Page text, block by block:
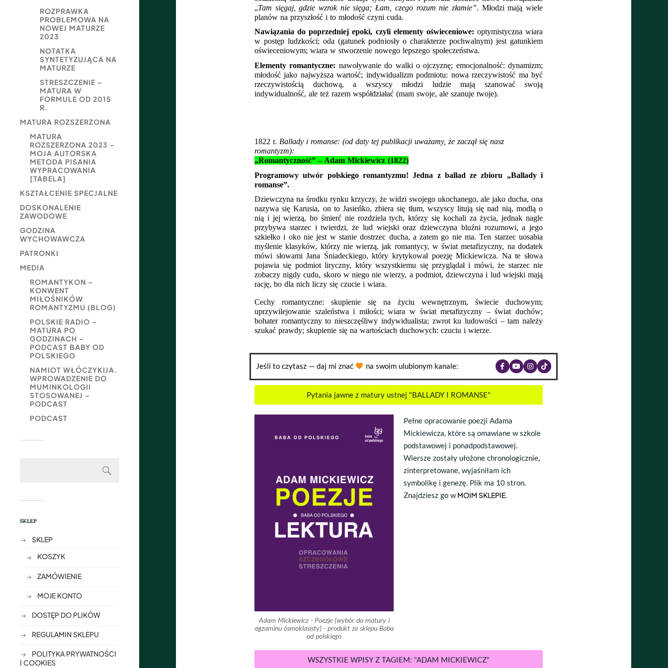
ROZPRAWKA
PROBLEMOWA NA
NOWEJ MATURZE
2023
NOTATKA
SYNTETYZUJĄCA NA
MATURZE
STRESZCZENIE –
MATURA W
FORMULE OD 2015
R.
MATURA ROZSZERZONA
MATURA
ROZSZERZONA 2023 –
MOJA AUTORSKA
METODA PISANIA
WYPRACOWANIA
[TABELA]
KSZTAŁCENIE SPECJALNE
DOSKONALENIE
ZAWODOWE
GODZINA
WYCHOWAWCZA
PATRONKI
MEDIA
ROMANTYKON –
KONWENT
MIŁOŚNIKÓW
ROMANTYZMU (BLOG)
POLSKIE RADIO –
MATURA PO
GODZINACH –
PODCAST BABY OD
POLSKIEGO
NAMIOT WŁÓCZYKIJA.
WPROWADZENIE DO
MUMINKOLOGII
STOSOWANEJ –
PODCAST
PODCAST
SKLEP
SKLEP
KOSZYK
ZAMÓWIENIE
MOJE KONTO
DOSTĘP DO PLIKÓW
REGULAMIN SKLEPU
POLITYKA PRYWATNOŚCI
I COOKIES
„Tam sięgaj, gdzie wzrok nie sięga; Łam, czego rozum nie złamie”. Młodzi mają wiele
planów na przyszłość i to młodość czyni cuda.
Nawiązania do poprzedniej epoki, czyli elementy oświeceniowe: optymistyczna wiara
w postęp ludzkości; oda (gatunek podniosły o charakterze pochwalnym) jest gatunkiem
oświeceniowym; wiara w stworzenie nowego lepszego społeczeństwa.
Elementy romantyczne: nawoływanie do walki o ojczyznę; emocjonalność: dynamizm;
młodość jako najwyższa wartość; indywidualizm podmiotu: nowa rzeczywistość ma być
rzeczywistością duchową, a wszyscy młodzi ludzie mają szanować swoją
indywidualność, ale też razem współdziałać (mam swoje, ale szanuje twoje).
1822 r. Ballady i romanse: (od daty tej publikacji uważamy, że zaczął się nasz
romantyzm):
„Romantyczność” – Adam Mickiewicz (1822)
Programowy utwór polskiego romantyzmu! Jedna z ballad ze zbioru „Ballady i
romanse”.
Dziewczyna na środku rynku krzyczy, że widzi swojego ukochanego, ale jako ducha, ona
nazywa się Karusia, on to Jasieńko, zbiera się tłum, wszyscy litują się nad nią, modlą o
nią i jej wierzą, bo śmierć nie rozdziela tych, którzy się kochali za życia, jednak nagle
przybywa starzec i twierdzi, że lud wiejski oraz dziewczyna bluźni rozumowi, a jego
szkiełko i oko nie jest w stanie dostrzec ducha, a zatem go nie ma. Ten starzec uosabia
myślenie klasyków, którzy nie wierzą, jak romantycy, w świat metafizyczny, na dodatek
mówi słowami Jana Śniadeckiego, który krytykował poezję Mickiewicza. Na te słowa
pojawia się podmiot liryczny, który wszystkiemu się przyglądał i mówi, że starzec nie
zobaczy nigdy cudu, skoro w niego nie wierzy, a podmiot, dziewczyna i lud wiejski mają
rację, bo dla nich liczy się czucie i wiara.
Cechy romantyczne: skupienie się na życiu wewnętrznym, świecie duchowym;
uprzywilejowanie szaleństwa i miłości; wiara w świat metafizyczny – świat duchów;
bohater romantyczny to nieszczęśliwy indywidualista; zwrot ku ludowości – tam należy
szukać prawdy; skupienie się na wartościach duchowych: czuciu i wierze.
Jeśli to czytasz — daj mi znać na swoim ulubionym kanale:
Pytania jawne z matury ustnej "BALLADY I ROMANSE"
Adam Mickiewicz - Poezje (wybór do matury i
egzaminu ósmoklasisty) - produkt ze sklepu Baba
od polskiego
Pełne opracowanie poezji Adama
Mickiewicza, które są omawiane w szkole
podstawowej i ponadpodstawowej.
Wiersze zostały ułożone chronologicznie,
zinterpretowane, wyjaśniłam ich
symbolikę i genezę. Plik ma 10 stron.
Znajdziesz go w MOIM SKLEPIE
WSZYSTKIE WPISY Z TAGIEM: "ADAM MICKIEWICZ"